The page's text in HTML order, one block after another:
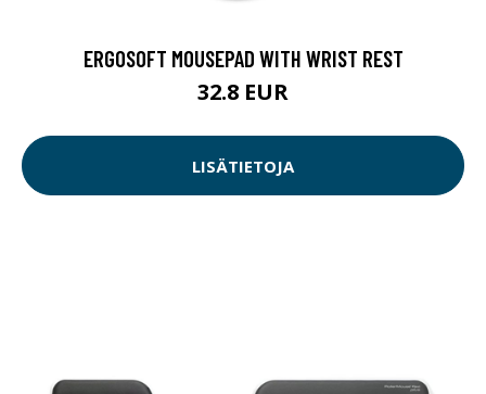
ERGOSOFT MOUSEPAD WITH WRIST REST
32.8 EUR
LISÄTIETOJA